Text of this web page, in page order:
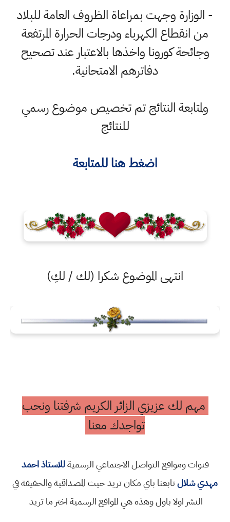
- الوزارة وجهت بمراعاة الظروف العامة للبلاد
من انقطاع الكهرباء ودرجات الحرارة المرتفعة
وجائحة كورونا واخذها بالاعتبار عند تصحيح
دفاترهم الامتحانية.
ولمتابعة النتائج تم تخصيص موضوع رسمي
للنتائج
اضغط هنا للمتابعة
انتهى الموضوع شكرا (لك / لكِ)
مهم لك عزيزي الزائر الكريم شرفتنا ونحب
تواجدك معنا
قنوات ومواقع التواصل الاجتماعي الرسميةللاستاذ احمد
مهدي شلالتابعنا باي مكان تريد حيث المصداقية والحقيقة في
النشر اولا باول وهذه هي المواقع الرسمية اختر ما تريد